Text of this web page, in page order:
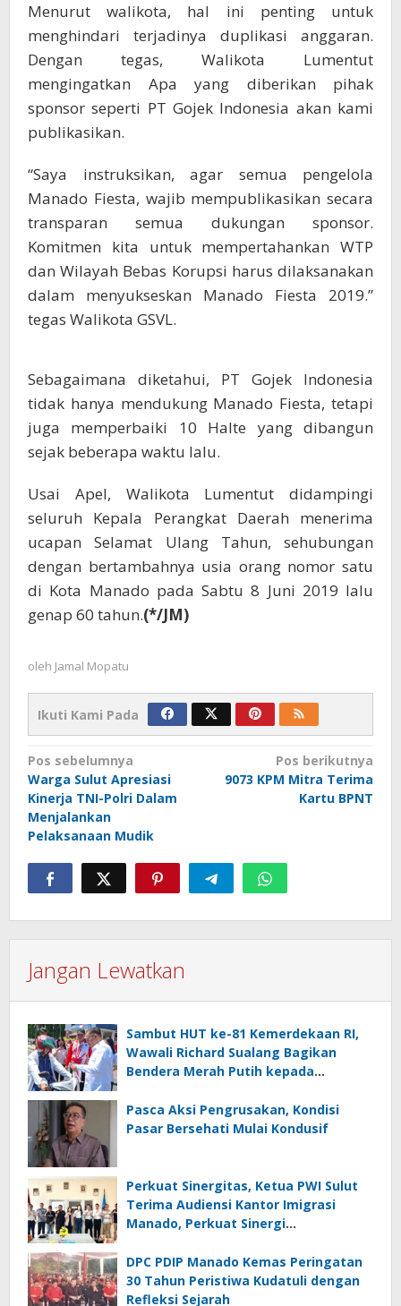
Menurut walikota, hal ini penting untuk
menghindari terjadinya duplikasi anggaran.
Dengan tegas, Walikota Lumentut
mengingatkan Apa yang diberikan pihak
sponsor seperti PT Gojek Indonesia akan kami
publikasikan.
“Saya instruksikan, agar semua pengelola
Manado Fiesta, wajib mempublikasikan secara
transparan semua dukungan sponsor.
Komitmen kita untuk mempertahankan WTP
dan Wilayah Bebas Korupsi harus dilaksanakan
dalam menyukseskan Manado Fiesta 2019.”
tegas Walikota GSVL.
Sebagaimana diketahui, PT Gojek Indonesia
tidak hanya mendukung Manado Fiesta, tetapi
juga memperbaiki 10 Halte yang dibangun
sejak beberapa waktu lalu.
Usai Apel, Walikota Lumentut didampingi
seluruh Kepala Perangkat Daerah menerima
ucapan Selamat Ulang Tahun, sehubungan
dengan bertambahnya usia orang nomor satu
di Kota Manado pada Sabtu 8 Juni 2019 lalu
genap 60 tahun.(*/JM)
oleh Jamal Mopatu
Ikuti Kami Pada
Navigasi
pos
Pos sebelumnya
Warga Sulut Apresiasi
Kinerja TNI-Polri Dalam
Menjalankan
Pelaksanaan Mudik
Pos berikutnya
9073 KPM Mitra Terima
Kartu BPNT
Jangan Lewatkan
Sambut HUT ke-81 Kemerdekaan RI,
Wawali Richard Sualang Bagikan
Bendera Merah Putih kepada
Pasca Aksi Pengrusakan, Kondisi
Pasar Bersehati Mulai Kondusif
Perkuat Sinergitas, Ketua PWI Sulut
Terima Audiensi Kantor Imigrasi
Manado, Perkuat Sinergi
Keimigrasian
DPC PDIP Manado Kemas Peringatan
30 Tahun Peristiwa Kudatuli dengan
Refleksi Sejarah